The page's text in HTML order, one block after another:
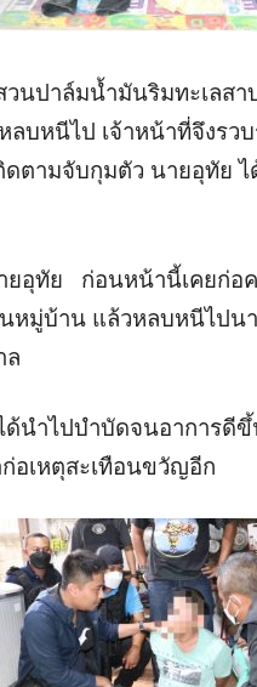
นปาล์มน้ำมันริมทะเลส
ลบหนีไป เจ้าหน้าที่จึงรว
ตามจับกุมตัว นายอุทัย ไ
ยอุทัย ก่อนหน้านี้เคยก่อ
หมู่บ้าน แล้วหลบหนีไปน
ล
นำไปบำบัดจนอาการดี
อเหตุสะเทือนขวัญอีก